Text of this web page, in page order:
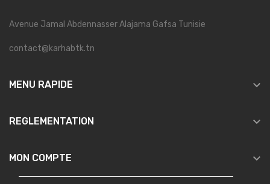
Avenue Jamal Abdennasser Alajama Gafsa Tunisie
contact@karhabtk.tn
MENU RAPIDE 
REGLEMENTATION 
MON COMPTE 